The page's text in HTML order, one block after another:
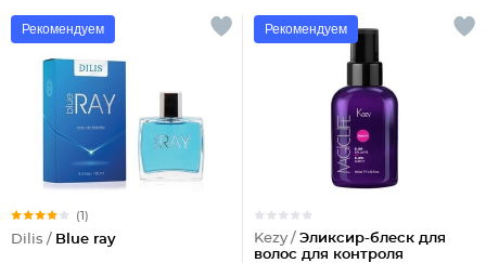
Рекомендуем
(1)
Dilis / Blue ray
Рекомендуем
Kezy / Эликсир-блеск для
волос для контроля